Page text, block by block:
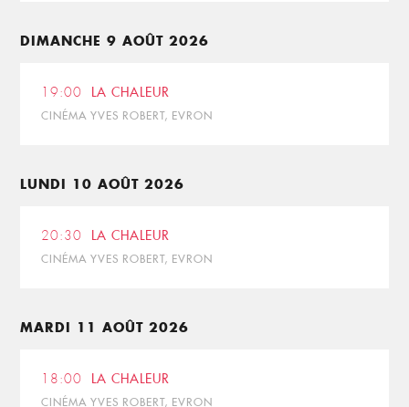
DIMANCHE 9 AOÛT 2026
19:00 LA CHALEUR
CINÉMA YVES ROBERT, EVRON
LUNDI 10 AOÛT 2026
20:30 LA CHALEUR
CINÉMA YVES ROBERT, EVRON
MARDI 11 AOÛT 2026
18:00 LA CHALEUR
CINÉMA YVES ROBERT, EVRON